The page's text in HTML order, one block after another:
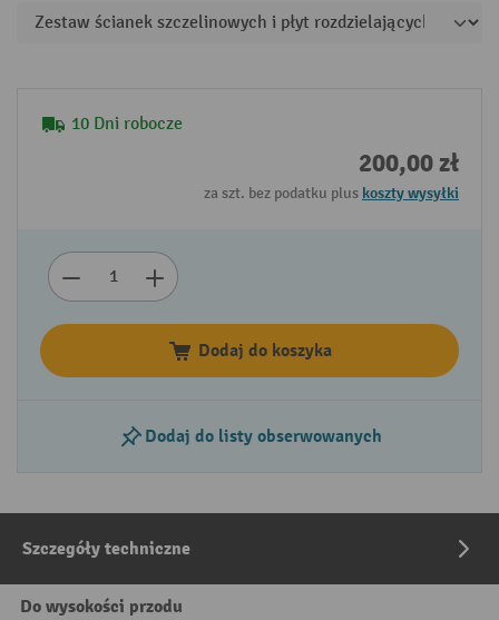
10 Dni robocze
200,00 zł
za szt. bez podatku plus koszty wysyłki
Dodaj do koszyka
Dodaj do listy obserwowanych
Szczegóły techniczne
Do wysokości przodu